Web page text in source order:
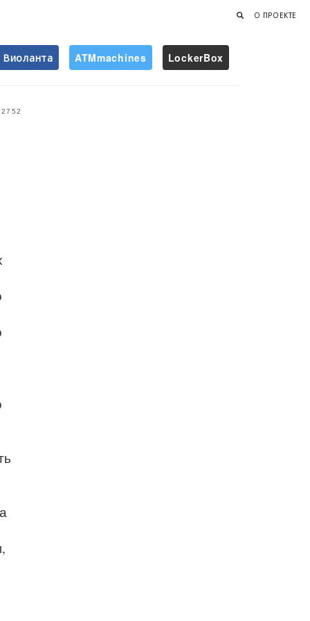
О ПРОЕКТЕ
Виоланта ATMmachines LockerBox
2752